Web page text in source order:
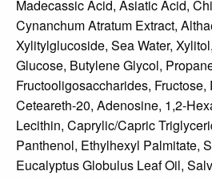
Madecassic Acid, Asiatic Acid,
Cynanchum Atratum Extract,
Xylitylglucoside, Sea Water,
Glucose, Butylene Glycol,
Fructooligosaccharides,
Ceteareth-20, Adenosine, 1,2-
Lecithin, Caprylic/Capric
Panthenol, Ethylhexyl Palmitate,
Eucalyptus Globulus Leaf Oil,